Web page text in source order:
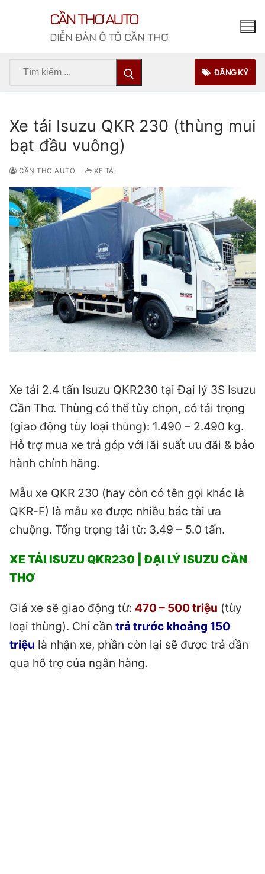
CẦN THƠ AUTO
DIỄN ĐÀN Ô TÔ CẦN THƠ
Tìm
ĐĂNG KÝ
Xe tải Isuzu QKR 230 (thùng mui
bạt đầu vuông)
CẦN THƠ AUTO XE TẢI
Xe tải 2.4 tấn Isuzu QKR230 tại Đại lý 3S Isuzu
Cần Thơ. Thùng có thể tùy chọn, có tải trọng
(giao động tùy loại thùng): 1.490 – 2.490 kg.
Hỗ trợ mua xe trả góp với lãi suất ưu đãi & bảo
hành chính hãng.
Mẫu xe QKR 230 (hay còn có tên gọi khác là
QKR-F) là mẫu xe được nhiều bác tài ưa
chuộng. Tổng trọng tải từ: 3.49 – 5.0 tấn.
XE TẢI ISUZU QKR230 | ĐẠI LÝ ISUZU CẦN
THƠ
Giá xe sẽ giao động từ: 470 – 500 triệu (tùy
loại thùng). Chỉ cần trả trước khoảng 150
triệu là nhận xe, phần còn lại sẽ được trả dần
qua hỗ trợ của ngân hàng.